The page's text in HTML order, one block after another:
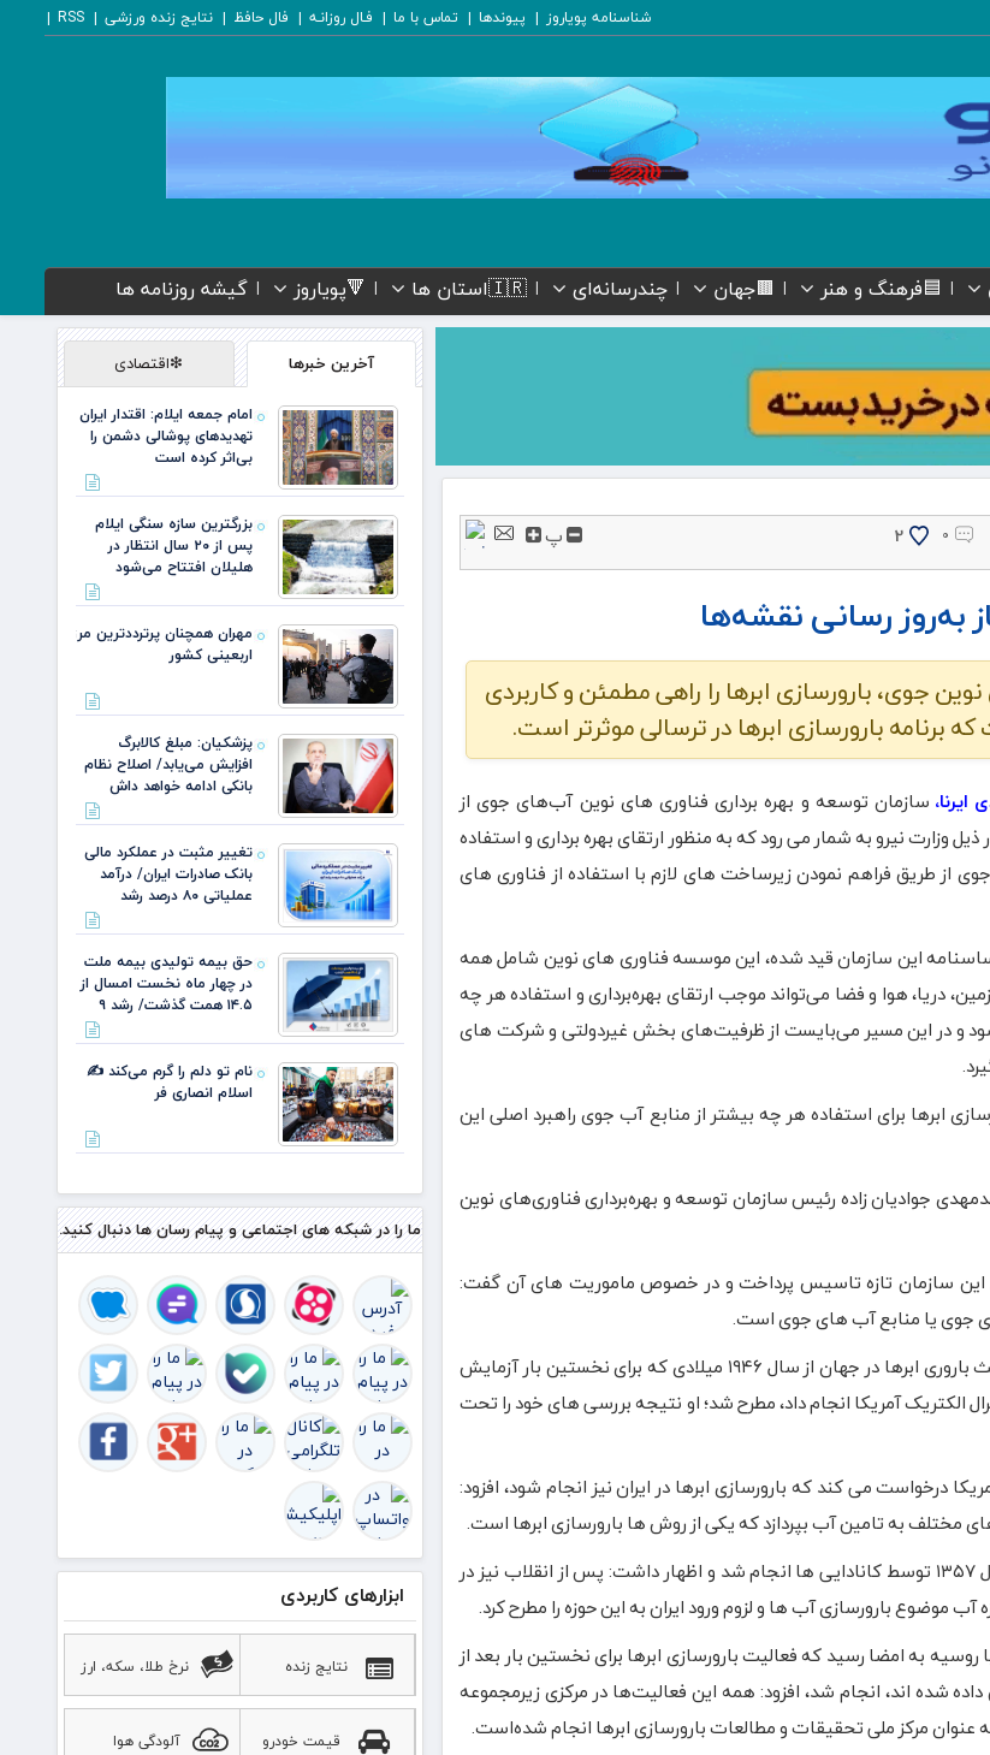
شناسنامه پویاروز پیوندها تماس با ما فـال روزانـه فال حافظ نتایج زنده ورزشی RSS
🟦فرهنگ و هنر 🟫جهان چندرسانه‌ای 🇮🇷استان ها 🔻پویاروز گیشه روزنامه ها
۰ 2 پ
به‌روز رسانی نقشه‌ها
جوی، بارورسازی ابرها را راهی مطمئن و کاربردی
بارورسازی ابرها در ترسالی موثرتر است.
سازمان توسعه و بهره برداری فناوری های نوین آب‌های جوی از
وزارت نیرو به شمار می رود که به منظور ارتقای بهره برداری و استفاده
از طریق فراهم نمودن زیرساخت های لازم با استفاده از فناوری های
این سازمان قید شده، این موسسه فناوری های نوین شامل همه
دریا، هوا و فضا می‌تواند موجب ارتقای بهره‌برداری و استفاده هر چه
و در این مسیر می‌بایست از ظرفیت‌های بخش غیردولتی و شرکت های
ابرها برای استفاده هر چه بیشتر از منابع آب جوی راهبرد اصلی این
جوادیان زاده رئیس سازمان توسعه و بهره‌برداری فناوری‌های نوین
این سازمان تازه تاسیس پرداخت و در خصوص ماموریت های آن گفت:
جوی یا منابع آب های جوی است.
جوادیان زاده بارورسازی ابرها را رویکرد اصلی این سازمان دانست و گفت: بحث باروری ابرها در جهان از سال ۱۹۴۶ میلادی که برای نخستین بار آزمایش
آمریکا انجام داد، مطرح شد؛ او نتیجه بررسی های خود را تحت
نخستین بار دولت از دولت آمریکا درخواست می کند که بارورسازی ابرها در ایران نیز انجام شود، افزود:
به تامین آب بپردازد که یکی از روش ها بارورسازی ابرها است.
وی به اجرای یک پروژه در زمینه بارور سازی ابرها در ایران اشاره کرد که تا سال ۱۳۵۷ توسط کانادایی ها انجام شد و اظهار داشت: پس از انقلاب نیز در
به دنبال این دستور در سال ۱۳۷۷ تفاهم نامه‌ای با روسیه به امضا رسید که فعالیت بارورسازی ابرها برای نخستین بار بعد از
شده اند، انجام شد، افزود: همه این فعالیت‌ها در مرکزی زیرمجموعه
مرکز ملی تحقیقات و مطالعات بارورسازی ابرها انجام شده‌است.
آخرین خبرها ❇اقتصادی
امام جمعه ایلام: اقتدار ایران
تهدیدهای پوشالی دشمن را
بی‌اثر کرده است
بزرگترین سازه سنگی ایلام
پس از ۲۰ سال انتظار در
هلیلان افتتاح می‌شود
مهران همچنان پرترددترین مرز
اربعینی کشور
پزشکیان: مبلغ کالابرگ
افزایش می‌یابد/ اصلاح نظام
بانکی ادامه خواهد داش
تغییر مثبت در عملکرد مالی
بانک صادرات ایران/ درآمد
عملیاتی ۸۰ درصد رشد
حق بیمه تولیدی بیمه ملت
در چهار ماه نخست امسال از
۱۴.۵ همت گذشت/ رشد ۹
نام تو دلم را گرم می‌کند ✍️
اسلام انصاری فر
ما را در شبکه های اجتماعی و پیام رسان ها دنبال کنید.
ابزارهای کاربردی
نتایج زنده نرخ طلا، سکه، ارز
قیمت خودرو آلودگی هوا